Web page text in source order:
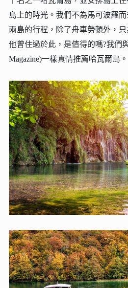
島上的時光。我們不為馬可波羅
兩島的行程，除了舟車勞頓外，
他曾住過於此，是值得的嗎?我們
Magazine)一樣真情推薦哈瓦爾島。